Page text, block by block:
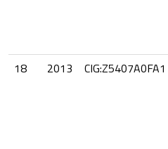
18
2013 CIG:Z5407A0FA1